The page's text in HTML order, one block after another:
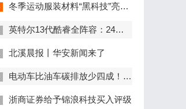
冬季运动服装材料“黑科技”亮相服贸会
英特尔13代酷睿全阵容：24核i9-13900K最高5.8GHz
北溪晨报丨华安新闻来了
电动车比油车碳排放少四成！能链智电助推新能源汽车普及
浙商证券给予锦浪科技买入评级